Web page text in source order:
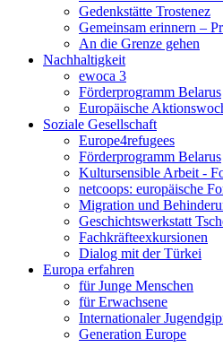
Gedenkstätte Trostenez
Gemeinsam erinnern –
An die Grenze gehen
Nachhaltigkeit
ewoca 3
Förderprogramm Belarus
Europäische
Soziale Gesellschaft
Europe4refugees
Förderprogramm Belarus
Kultursensible Arbeit -
netcoops: europäische
Migration und
Geschichtswerkstatt
Fachkräfteexkursionen
Dialog mit der Türkei
Europa erfahren
für Junge Menschen
für Erwachsene
Internationaler
Generation Europe